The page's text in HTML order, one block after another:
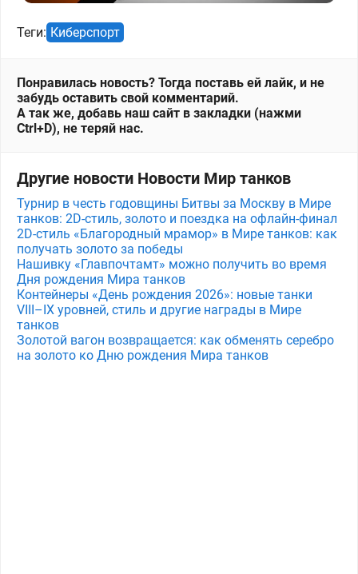
Теги: Киберспорт
Понравилась новость? Тогда поставь ей лайк, и не
забудь оставить свой комментарий.
А так же, добавь наш сайт в закладки (нажми
Ctrl+D), не теряй нас.
Другие новости Новости Мир танков
Турнир в честь годовщины Битвы за Москву в Мире
танков: 2D-стиль, золото и поездка на офлайн-финал
2D-стиль «Благородный мрамор» в Мире танков: как
получать золото за победы
Нашивку «Главпочтамт» можно получить во время
Дня рождения Мира танков
Контейнеры «День рождения 2026»: новые танки
VIII–IX уровней, стиль и другие награды в Мире
танков
Золотой вагон возвращается: как обменять серебро
на золото ко Дню рождения Мира танков